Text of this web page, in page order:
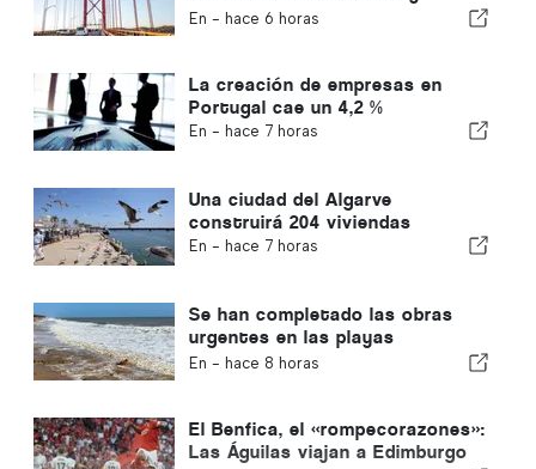
Almada
En - hace 6 horas
La creación de empresas en
Portugal cae un 4,2 %
En - hace 7 horas
Una ciudad del Algarve
construirá 204 viviendas
En - hace 7 horas
Se han completado las obras
urgentes en las playas
portuguesas
En - hace 8 horas
El Benfica, el «rompecorazones»:
Las Águilas viajan a Edimburgo